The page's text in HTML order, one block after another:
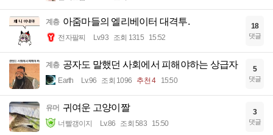
계층 아줌마들의 엘리베이터 대격투.
전자팔찌 Lv.93 조회 1315 15:52
18
댓글
계층 공자도 말했던 사회에서 피해야하는 상급자
Earth Lv.96 조회 1096 추천 4 15:50
5
댓글
유머 귀여운 고양이짤
너빨갱이지 Lv.86 조회 583 15:50
3
댓글